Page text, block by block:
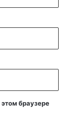
браузере